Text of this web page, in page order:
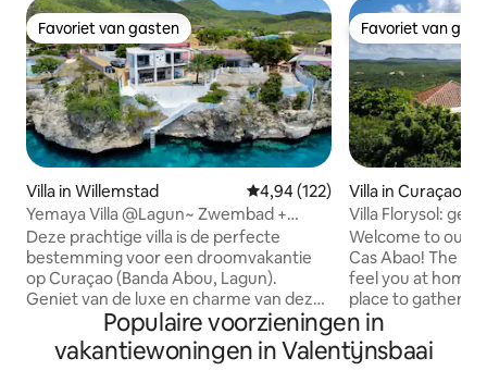
Favoriet van gasten
Favoriet van gasten
Villa in Willemstad Gemiddelde beoordeling van
4,94 (122)
Yemaya Villa @Lagun~ Zwembad +
Rechtstreeks toegang tot de zee!
Deze prachtige villa is de perfecte
bestemming voor een droomvakantie
op Curaçao (Banda Abou, Lagun).
Geniet van de luxe en charme van deze
privéwoning, compleet met
privézwembad en exclusieve toegang
tot de adembenemende, kristalheldere
Favoriet van
Favoriet van
Villa in Curaçao
Villa Florysol:
ontspan hier!
Welcome to our
Cas Abao! The
feel you at home
place to gather
5min walk to our
drive to Cas
dining area and
Populaire voorzieningen in
vakantiewoningen in Valentijnsbaai